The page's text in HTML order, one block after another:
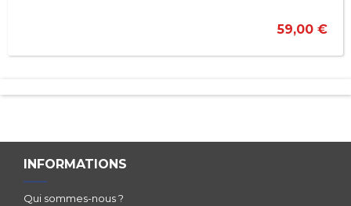
59,00 €
INFORMATIONS
Qui sommes-nous ?